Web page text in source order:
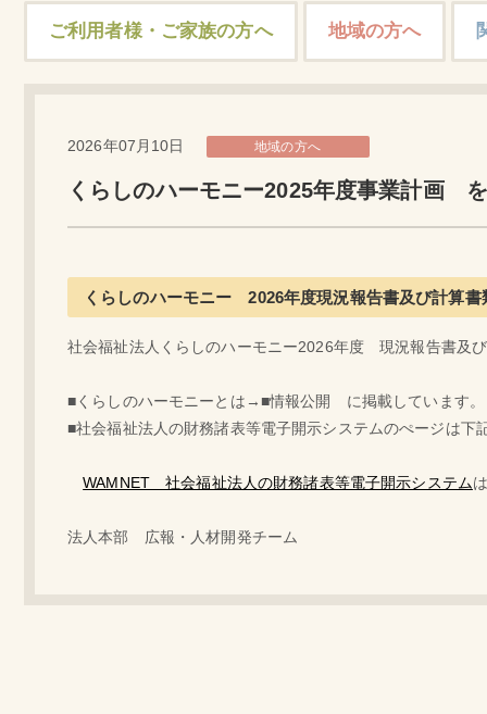
ご利用者様・ご家族の方へ 地域の方へ
2026年07月10日 地域の方へ
くらしのハーモニー2025年度事業計画
くらしのハーモニー 2026年度現況報告書及び計算書
社会福祉法人くらしのハーモニー2026年度 現況報告書及
■くらしのハーモニーとは→■情報公開 に掲載しています。
■社会福祉法人の財務諸表等電子開示システムのぺージは下
WAMNET 社会福祉法人の財務諸表等電子開示システム
法人本部 広報・人材開発チーム